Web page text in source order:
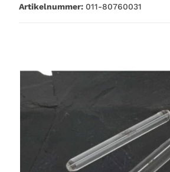
Artikelnummer: 011-80760031